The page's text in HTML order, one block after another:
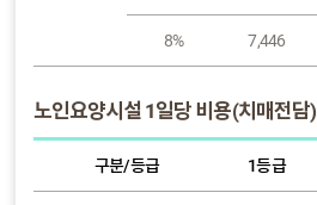
8% 7,446
노인요양시설 1일당 비용(치매전담)
구분/등급 1등급